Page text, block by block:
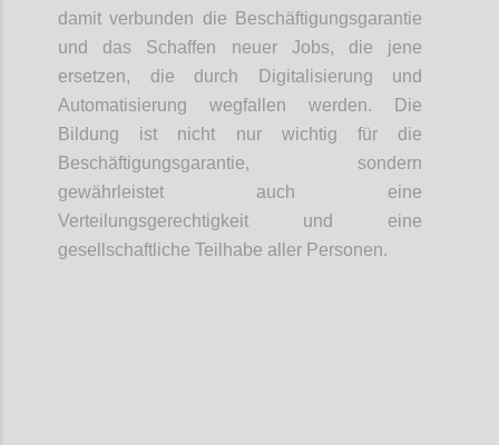
damit verbunden die Beschäftigungsgarantie
und das Schaffen neuer Jobs, die jene
ersetzen, die durch Digitalisierung und
Automatisierung wegfallen werden.
Die
Bildung ist nicht nur wichtig für die
Beschäftigungsgarantie, sondern
gewährleistet auch eine
Verteilungsgerechtigkeit und eine
gesellschaftliche Teilhabe aller Personen.